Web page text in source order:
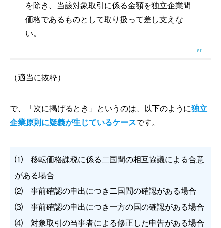
を除き
、当該対象取引に係る金額を独立企業間
価格であるものとして取り扱って差し支えな
い。
（適当に抜粋）
で、「次に掲げるとき」というのは、以下のように独立
企業原則に疑義が生じているケースです。
⑴ 移転価格課税に係る二国間の相互協議による合意
がある場合
⑵ 事前確認の申出につき二国間の確認がある場合
⑶ 事前確認の申出につき一方の国の確認がある場合
⑷ 対象取引の当事者による修正した申告がある場合